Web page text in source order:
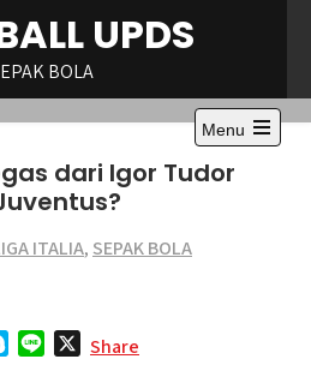
UPDS
BOLA
Menu
Open
dari Igor Tudor
ITALIA, SEPAK BOLA
Share